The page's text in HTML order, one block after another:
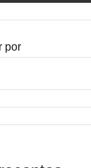
por